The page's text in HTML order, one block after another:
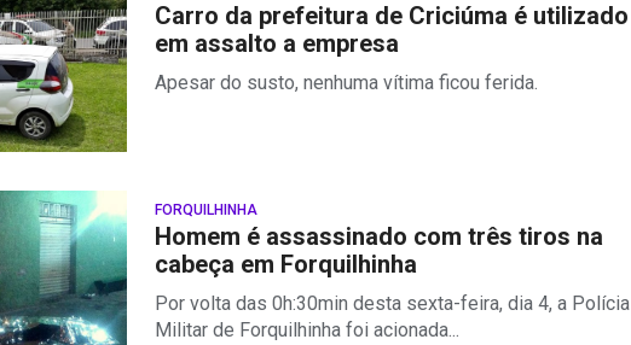
Carro da prefeitura de Criciúma é utilizado
em assalto a empresa
Apesar do susto, nenhuma vítima ficou ferida.
FORQUILHINHA
Homem é assassinado com três tiros na
cabeça em Forquilhinha
Por volta das 0h:30min desta sexta-feira, dia 4, a Polícia
Militar de Forquilhinha foi acionada...